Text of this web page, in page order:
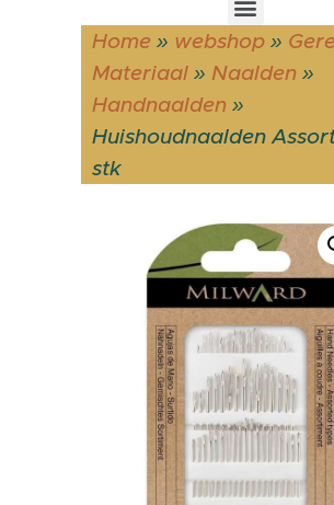
Home » webshop »
Materiaal » Naalden »
Handnaalden »
Huishoudnaalden
stk